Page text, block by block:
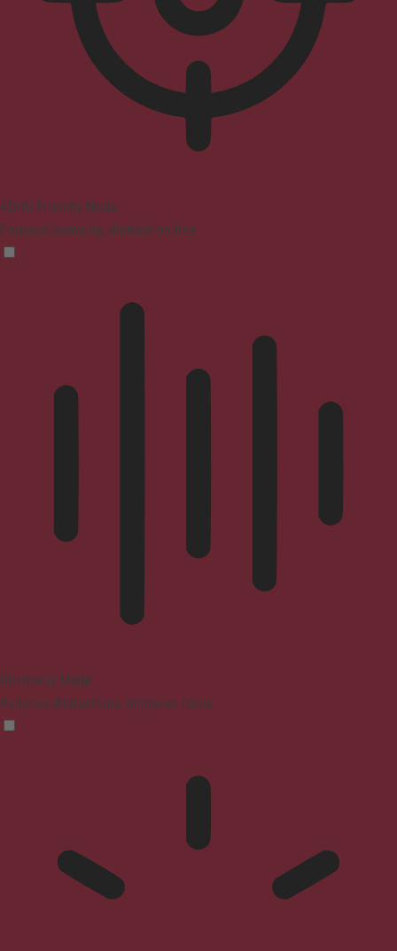
ADHD Friendly Mode
Focused browsing, distraction-free
Blindness Mode
Reduces distractions, improves focus